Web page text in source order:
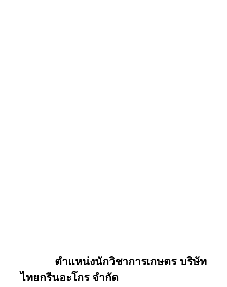
ตำแหน่งนักวิชาการเกษตร บริษัท
ไทยกรีนอะโกร จำกัด